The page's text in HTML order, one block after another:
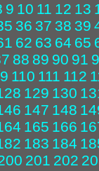
9 10 11 12 13
36 37 38 39
62 63 64 65
88 89 90 91
110 111 112
129 130
147 148
165 166
183 184
201 202